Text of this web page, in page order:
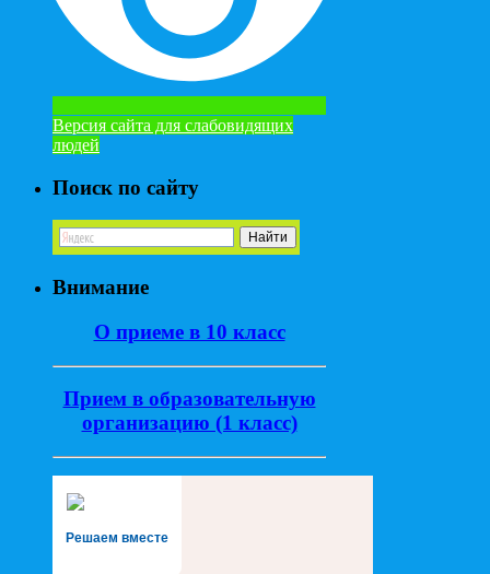
Версия сайта для слабовидящих
людей
Поиск по сайту
Внимание
О приеме в 10 класс
Прием в образовательную
организацию (1 класс)
Решаем вместе